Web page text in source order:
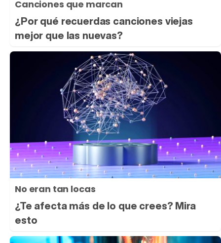
Canciones que marcan
¿Por qué recuerdas canciones viejas
mejor que las nuevas?
No eran tan locas
¿Te afecta más de lo que crees? Mira
esto